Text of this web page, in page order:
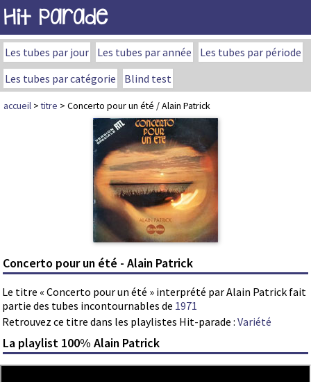
Hit Parade
Les tubes par jour Les tubes par année
Les tubes par période
Les tubes par catégorie
Blind test
accueil >titre > Concerto pour un été / Alain Patrick
Concerto pour un été - Alain Patrick
Le titre « Concerto pour un été » interprété par Alain Patrick fait
partie des tubes incontournables de 1971
Retrouvez ce titre dans les playlistes Hit-parade : Variété
La playlist 100% Alain Patrick